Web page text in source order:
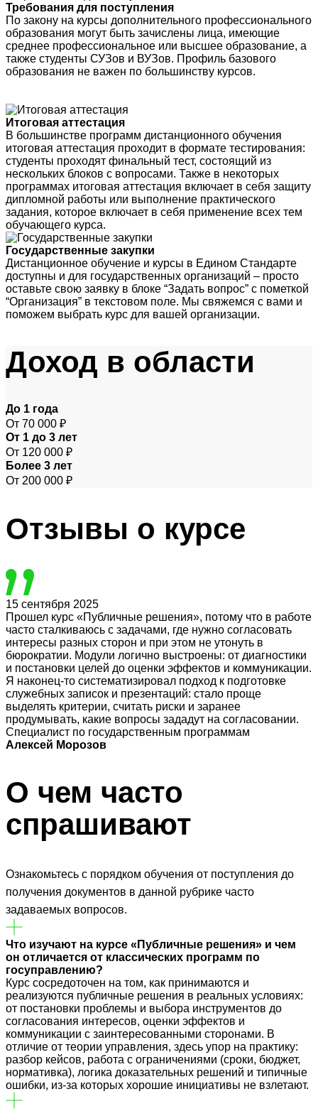
Требования для поступления
По закону на курсы дополнительного профессионального
образования могут быть зачислены лица, имеющие
среднее профессиональное или высшее образование, а
также студенты СУЗов и ВУЗов. Профиль базового
образования не важен по большинству курсов.
Итоговая аттестация
В большинстве программ дистанционного обучения
итоговая аттестация проходит в формате тестирования:
студенты проходят финальный тест, состоящий из
нескольких блоков с вопросами. Также в некоторых
программах итоговая аттестация включает в себя защиту
дипломной работы или выполнение практического
задания, которое включает в себя применение всех тем
обучающего курса.
Государственные закупки
Дистанционное обучение и курсы в Едином Стандарте
доступны и для государственных организаций – просто
оставьте свою заявку в блоке “Задать вопрос” с пометкой
“Организация” в текстовом поле. Мы свяжемся с вами и
поможем выбрать курс для вашей организации.
Доход в области
До 1 года
От 70 000 ₽
От 1 до 3 лет
От 120 000 ₽
Более 3 лет
От 200 000 ₽
Отзывы о курсе
15 сентября 2025
Прошел курс «Публичные решения», потому что в работе
часто сталкиваюсь с задачами, где нужно согласовать
интересы разных сторон и при этом не утонуть в
бюрократии. Модули логично выстроены: от диагностики
и постановки целей до оценки эффектов и коммуникации.
Я наконец-то систематизировал подход к подготовке
служебных записок и презентаций: стало проще
выделять критерии, считать риски и заранее
продумывать, какие вопросы зададут на согласовании.
Специалист по государственным программам
Алексей Морозов
О чем часто
спрашивают
Ознакомьтесь с порядком обучения от поступления до
получения документов в данной рубрике часто
задаваемых вопросов.
Что изучают на курсе «Публичные решения» и чем
он отличается от классических программ по
госуправлению?
Курс сосредоточен на том, как принимаются и
реализуются публичные решения в реальных условиях:
от постановки проблемы и выбора инструментов до
согласования интересов, оценки эффектов и
коммуникации с заинтересованными сторонами. В
отличие от теории управления, здесь упор на практику:
разбор кейсов, работа с ограничениями (сроки, бюджет,
нормативка), логика доказательных решений и типичные
ошибки, из-за которых хорошие инициативы не взлетают.